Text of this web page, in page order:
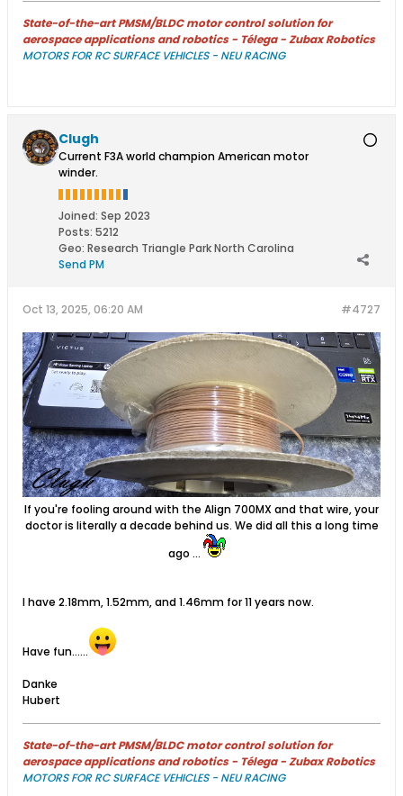
State-of-the-art PMSM/BLDC motor control solution for
aerospace applications and robotics - Télega - Zubax Robotics
MOTORS FOR RC SURFACE VEHICLES - NEU RACING
Clugh
Current F3A world champion American motor
winder.
Joined: Sep 2023
Posts: 5212
Geo: Research Triangle Park North Carolina
Send PM
#4727
Oct 13, 2025, 06:20 AM
If you're fooling around with the Align 700MX and that wire, your
doctor is literally a decade behind us. We did all this a long time
ago ...
I have 2.18mm, 1.52mm, and 1.46mm for 11 years now.
Have fun......
Danke
Hubert
State-of-the-art PMSM/BLDC motor control solution for
aerospace applications and robotics - Télega - Zubax Robotics
MOTORS FOR RC SURFACE VEHICLES - NEU RACING